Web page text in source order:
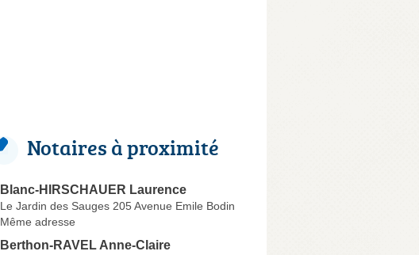
Notaires à proximité
Blanc-HIRSCHAUER Laurence
Le Jardin des Sauges 205 Avenue Emile Bodin
Même adresse
Berthon-RAVEL Anne-Claire